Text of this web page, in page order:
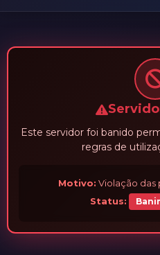
Este servidor foi banido
regras de
Motivo: Violação das
Status: